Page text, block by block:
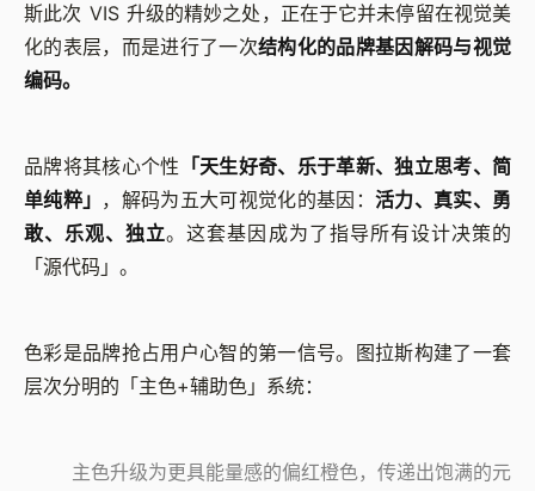
斯此次 VIS 升级的精妙之处，正在于它并未停留在视觉美
化的表层，而是进行了一次结构化的品牌基因解码与视觉
编码。
品牌将其核心个性 「天生好奇、乐于革新、独立思考、简
单纯粹」 ，解码为五大可视觉化的基因：活力、真实、勇
敢、乐观、独立。这套基因成为了指导所有设计决策的
「源代码」。
色彩是品牌抢占用户心智的第一信号。图拉斯构建了一套
层次分明的「主色+辅助色」系统：
主色升级为更具能量感的偏红橙色，传递出饱满的元